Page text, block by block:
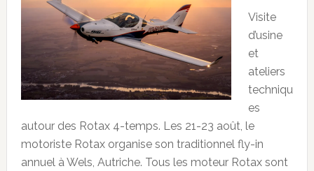
Visite
d’usine
et
ateliers
techniqu
es
autour des Rotax 4-temps. Les 21-23 août, le
motoriste Rotax organise son traditionnel fly-in
annuel à Wels, Autriche. Tous les moteur Rotax sont